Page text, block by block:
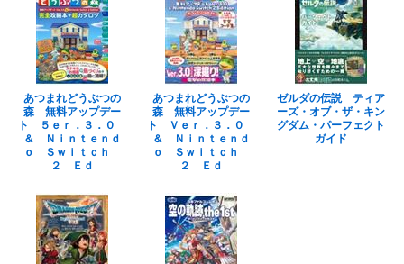
あつまれどうぶつの
森 無料アップデー
ト ５ｅｒ．３．０
＆ Ｎｉｎｔｅｎｄ
ｏ Ｓｗｉｔｃｈ
２ Ｅｄ
あつまれどうぶつの
森 無料アップデー
ト Ｖｅｒ．３．０
＆ Ｎｉｎｔｅｎｄ
ｏ Ｓｗｉｔｃｈ
２ Ｅｄ
ゼルダの伝説 ティア
ーズ・オブ・ザ・キン
グダム・パーフェクト
ガイド